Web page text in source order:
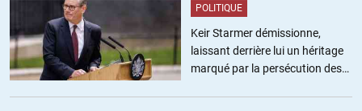
POLITIQUE
Keir Starmer démissionne,
laissant derrière lui un héritage
marqué par la persécution des